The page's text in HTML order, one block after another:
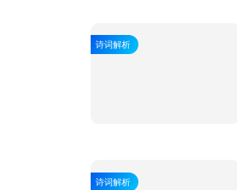
诗词解析
诗词解析